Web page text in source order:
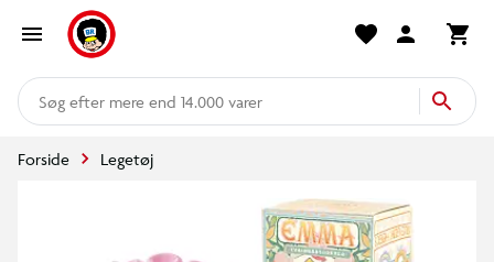
mere end 14.000 varer
Forside Legetøj